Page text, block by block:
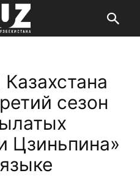
сезон
Цзиньпина»